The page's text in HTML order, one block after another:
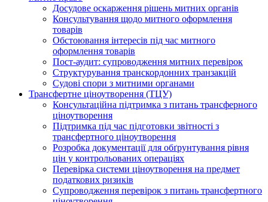
Досудове оскарження рішень митних органів
Консультування щодо митного оформлення
товарів
Обстоювання інтересів під час митного
оформлення товарів
Пост-аудит: супроводження митних перевірок
Структурування транскордонних транзакцій
Судові спори з митними органами
Трансфертне ціноутворення (ТЦУ)
Консультаційна підтримка з питань трансферного
ціноутворення
Підтримка під час підготовки звітності з
трансфертного ціноутворення
Розробка документації для обґрунтування рівня
цін у контрольованих операціях
Перевірка системи ціноутворення на предмет
податкових ризиків
Супроводження перевірок з питань трансфертного